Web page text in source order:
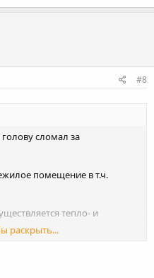
#8
сломал за
помещение в т.ч.
тепло- и
сервитута -
раскрыть...